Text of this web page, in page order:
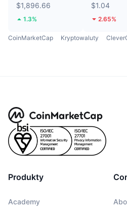
$1,896.66
1.3%
$1.04
2.65%
CoinMarketCap Kryptowaluty
Produkty
Academy